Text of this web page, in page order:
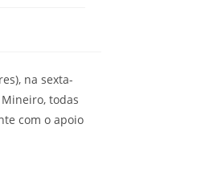
na sexta-
todas
com o apoio